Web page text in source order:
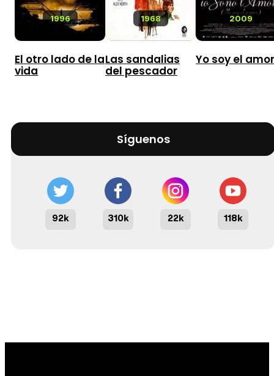
1996
El otro lado de la
vida
1968
Las sandalias
del pescador
2009
Yo soy el amor
Síguenos
92k 310k 22k 118k